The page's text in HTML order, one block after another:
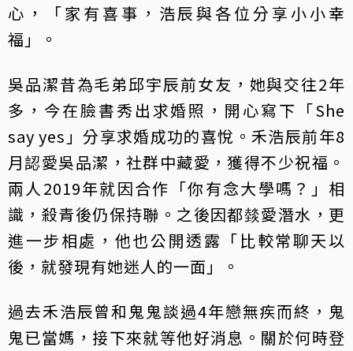
心，「家有喜事，浩辰與各位分享小小幸
福」。
吳品潔昔為毛弟邱宇辰前女友，她與交往2年
多，今在臉書秀出求婚照，開心寫下「She
say yes」分享求婚成功的喜悅。禾浩辰前年8
月認愛吳品潔，社群中藏愛，獲得不少祝福。
兩人2019年就因合作「你有念大學嗎？」相
識，殺青後仍保持聯。之後因都燅愛潛水，更
進一步相處，他也公開透露「比較常聊天以
後，就發現有她迷人的一面」。
過去禾浩辰曾和鬼鬼談過4年戀無疾而終，鬼
鬼已當媽，接下來就等他好消息。關於何時登